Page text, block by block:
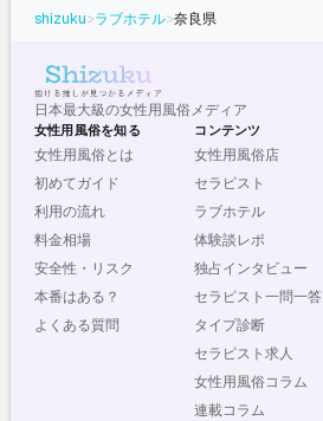
shizuku>ラブホテル>奈良県
日本最大級の女性用風俗メディア
女性用風俗を知る
女性用風俗とは
初めてガイド
利用の流れ
料金相場
安全性・リスク
本番はある？
よくある質問
コンテンツ
女性用風俗店
セラピスト
ラブホテル
体験談レポ
独占インタビュー
セラピスト一問一答
タイプ診断
セラピスト求人
女性用風俗コラム
連載コラム